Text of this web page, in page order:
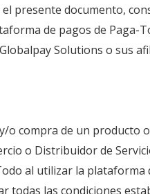
el presente documento,
de pagos de
Solutions o sus
o compra de un
o Distribuidor de
al utilizar la
todas las condiciones